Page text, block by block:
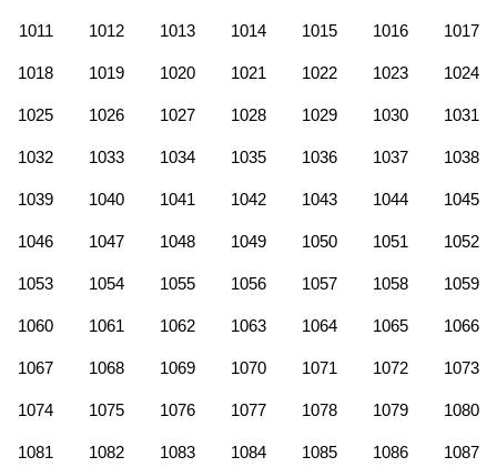
1011 1012 1013 1014 1015 1016 1017
1018 1019 1020 1021 1022 1023 1024
1025 1026 1027 1028 1029 1030 1031
1032 1033 1034 1035 1036 1037 1038
1039 1040 1041 1042 1043 1044 1045
1046 1047 1048 1049 1050 1051 1052
1053 1054 1055 1056 1057 1058 1059
1060 1061 1062 1063 1064 1065 1066
1067 1068 1069 1070 1071 1072 1073
1074 1075 1076 1077 1078 1079 1080
1081 1082 1083 1084 1085 1086 1087